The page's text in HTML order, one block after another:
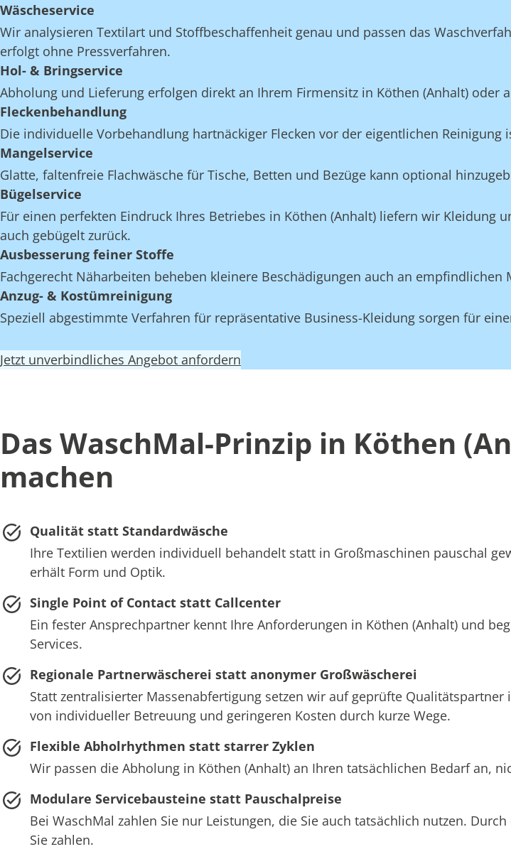
Wäscheservice
Wir analysieren Textilart und Stoffbeschaffenheit genau und passen das
erfolgt ohne Pressverfahren.
Hol- & Bringservice
Abholung und Lieferung erfolgen direkt an Ihrem Firmensitz in Köthen (Anhalt) oder
Fleckenbehandlung
Die individuelle Vorbehandlung hartnäckiger Flecken vor der eigentlichen
Mangelservice
Glatte, faltenfreie Flachwäsche für Tische, Betten und Bezüge kann optional
Bügelservice
Für einen perfekten Eindruck Ihres Betriebes in Köthen (Anhalt) liefern wir Kleidung
auch gebügelt zurück.
Ausbesserung feiner Stoffe
Fachgerecht Näharbeiten beheben kleinere Beschädigungen auch an empfindlichen
Anzug- & Kostümreinigung
Speziell abgestimmte Verfahren für repräsentative Business-Kleidung sorgen für
Jetzt unverbindliches Angebot anfordern
Das WaschMal-Prinzip in Köthen
machen
Qualität statt Standardwäsche
Ihre Textilien werden individuell behandelt statt in Großmaschinen pauschal
erhält Form und Optik.
Single Point of Contact statt Callcenter
Ein fester Ansprechpartner kennt Ihre Anforderungen in Köthen (Anhalt) und
Services.
Regionale Partnerwäscherei statt anonymer Großwäscherei
Statt zentralisierter Massenabfertigung setzen wir auf geprüfte
von individueller Betreuung und geringeren Kosten durch kurze Wege.
Flexible Abholrhythmen statt starrer Zyklen
Wir passen die Abholung in Köthen (Anhalt) an Ihren tatsächlichen Bedarf an,
Modulare Servicebausteine statt Pauschalpreise
Bei WaschMal zahlen Sie nur Leistungen, die Sie auch tatsächlich nutzen.
Sie zahlen.